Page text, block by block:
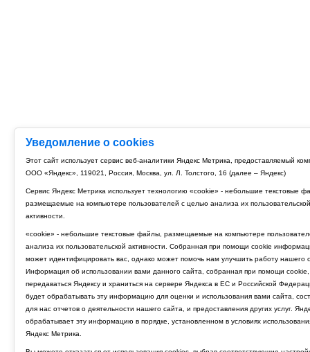
Уведомление о cookies
Этот сайт использует сервис веб-аналитики Яндекс Метрика, предоставляемый
ООО «Яндекс», 119021, Россия, Москва, ул. Л. Толстого, 16 (далее – Яндекс)
Сервис Яндекс Метрика использует технологию «cookie» - небольшие текстовые
размещаемые на компьютере пользователей с целью анализа их пользовательской
активности.
«cookie» - небольшие текстовые файлы, размещаемые на компьютере
анализа их пользовательской активности. Собранная при помощи cookie
может идентифицировать вас, однако может помочь нам улучшить работу нашего
Информация об использовании вами данного сайта, собранная при помощи cookie,
передаваться Яндексу и храниться на сервере Яндекса в ЕС и Российской
будет обрабатывать эту информацию для оценки и использования вами сайта,
для нас отчетов о деятельности нашего сайта, и предоставления других услуг.
обрабатывает эту информацию в порядке, установленном в условиях
Яндекс Метрика.